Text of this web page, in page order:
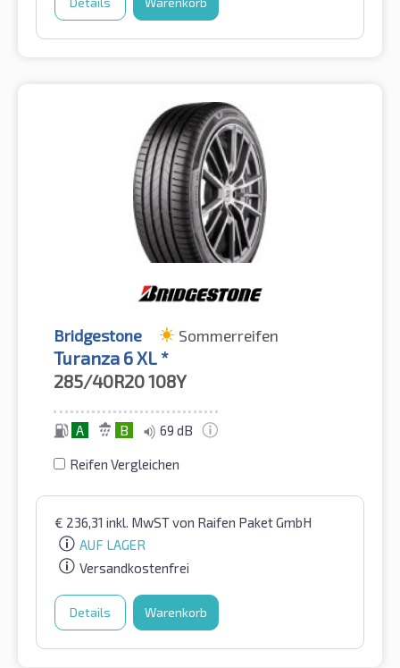
Bridgestone Sommerreifen
Turanza 6 XL *
285/40R20108Y
A B 69 dB
Reifen Vergleichen
€ 236,31 inkl. MwSTvon Raifen Paket GmbH
AUF LAGER
Versandkostenfrei
Details Warenkorb